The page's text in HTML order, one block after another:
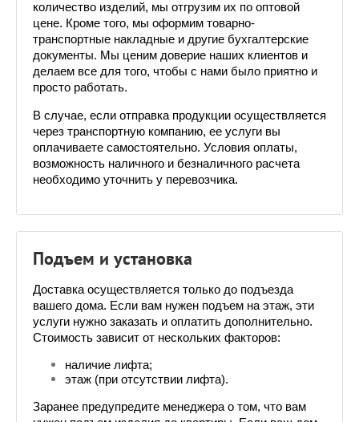
количество изделий, мы отгрузим их по оптовой
цене. Кроме того, мы оформим товарно-
транспортные накладные и другие бухгалтерские
документы. Мы ценим доверие наших клиентов и
делаем все для того, чтобы с нами было приятно и
просто работать.
В случае, если отправка продукции осуществляется
через транспортную компанию, ее услуги вы
оплачиваете самостоятельно. Условия оплаты,
возможность наличного и безналичного расчета
необходимо уточнить у перевозчика.
Подъем и установка
Доставка осуществляется только до подъезда
вашего дома. Если вам нужен подъем на этаж, эти
услуги нужно заказать и оплатить дополнительно.
Стоимость зависит от нескольких факторов:
наличие лифта;
этаж (при отсутствии лифта).
Заранее предупредите менеджера о том, что вам